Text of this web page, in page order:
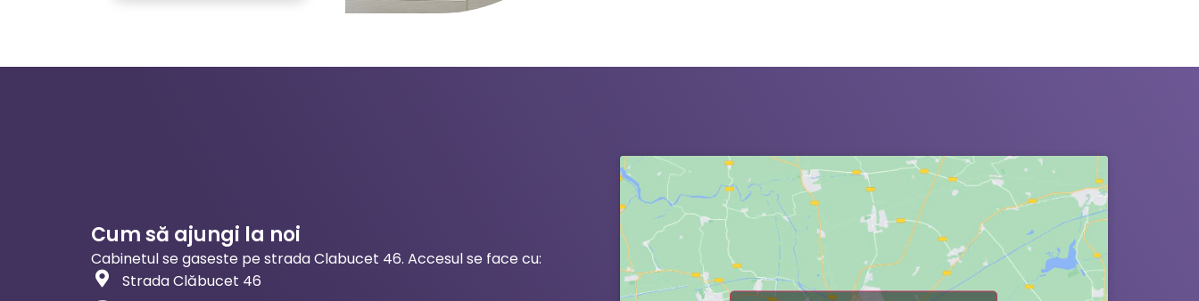
Cum să ajungi la noi
Cabinetul se gaseste pe strada Clabucet 46. Accesul se face cu:
Strada Clăbucet 46